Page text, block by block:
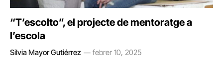
“T’escolto”, el projecte de mentoratge a
l’escola
Silvia Mayor Gutiérrez febrer 10, 2025